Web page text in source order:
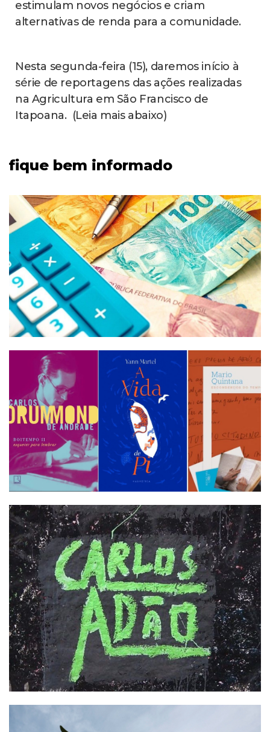
Termos de uso Sitemap
jornal na internet - By
afirma.cc